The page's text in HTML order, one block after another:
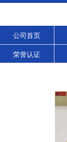
公司首页
荣誉认证